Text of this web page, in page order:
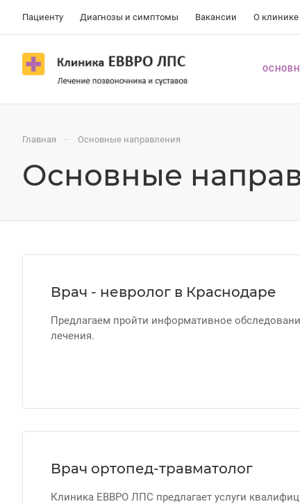
Пациенту Диагнозы и симптомы Вакансии О клинике
Главная — Основные направления
Основные
Врач - невролог в Краснодаре
Предлагаем пройти информативное
лечения.
Врач ортопед-травматолог
Клиника ЕВВРО ЛПС предлагает услуги